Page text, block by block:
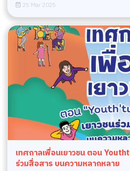
25 Mar 2025
เทศกาลเพื่อนเยาวชน ตอน
ร่วมสื่อสาร บนความหลากหลาย ‍️‍️